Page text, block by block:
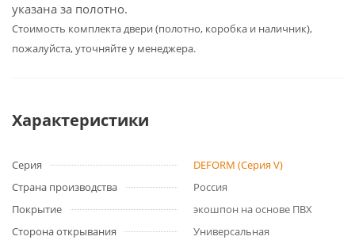
указана за полотно.
Cтоимость комплекта двери (полотно, коробка и наличник),
пожалуйста, уточняйте у менеджера.
Характеристики
Серия
DEFORM (Серия V)
Страна производства
Россия
Покрытие
экошпон на основе ПВХ
Сторона открывания
Универсальная